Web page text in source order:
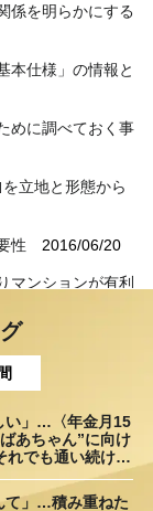
係を明らかにする
本仕様」の情報と
めに調べておく事
立地と形態から
性 2016/06/20
マンションが有利
遠されてしまう理
値」を把握する方
を決定する方法
い」…〈年金月15
あちゃん”に向け
れでも通い続ける
て」…積み重ねた